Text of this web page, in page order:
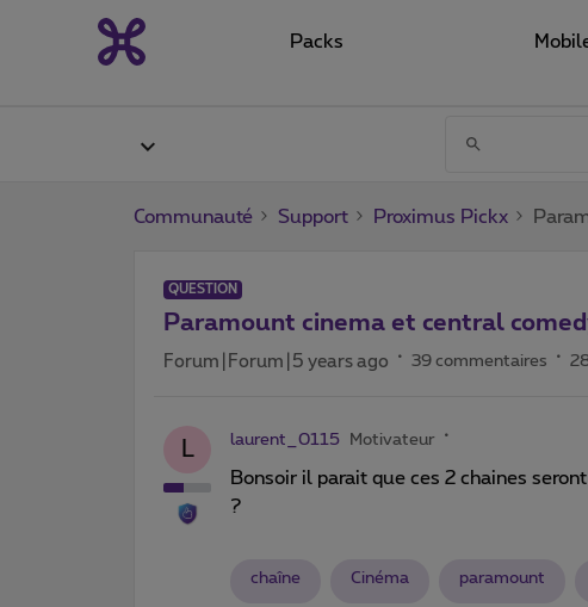
Packs
Communauté Support Proximus Pickx
QUESTION
Paramount cinema et central
Forum|Forum|5 years ago 39 commentaires
L laurent_0115 Motivateur
Bonsoir il parait que ces 2 chaines
?
chaîne Cinéma paramount